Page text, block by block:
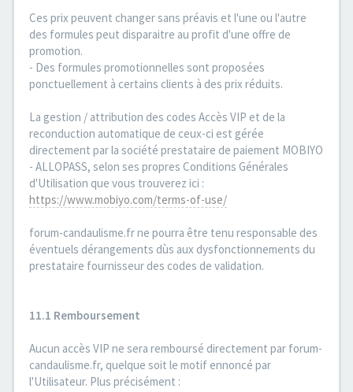
Ces prix peuvent changer sans préavis et l'une ou l'autre
des formules peut disparaitre au profit d'une offre de
promotion.
- Des formules promotionnelles sont proposées
ponctuellement à certains clients à des prix réduits.
La gestion / attribution des codes Accès VIP et de la
reconduction automatique de ceux-ci est gérée
directement par la société prestataire de paiement MOBIYO
- ALLOPASS, selon ses propres Conditions Générales
d'Utilisation que vous trouverez ici :
https://www.mobiyo.com/terms-of-use/
forum-candaulisme.fr ne pourra être tenu responsable des
éventuels dérangements dùs aux dysfonctionnements du
prestataire fournisseur des codes de validation.
11.1 Remboursement
Aucun accès VIP ne sera remboursé directement par forum-
candaulisme.fr, quelque soit le motif ennoncé par
l'Utilisateur. Plus précisément :